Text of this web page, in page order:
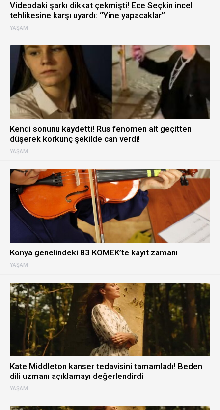
YAŞAM
Videodaki şarkı dikkat çekmişti! Ece Seçkin incel
tehlikesine karşı uyardı: “Yine yapacaklar”
YAŞAM
Kendi sonunu kaydetti! Rus fenomen alt geçitten
düşerek korkunç şekilde can verdi!
YAŞAM
Konya genelindeki 83 KOMEK’te kayıt zamanı
YAŞAM
Kate Middleton kanser tedavisini tamamladı! Beden
dili uzmanı açıklamayı değerlendirdi